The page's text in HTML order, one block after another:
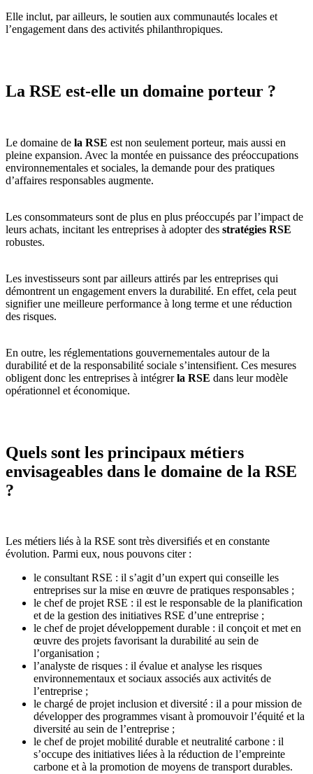
Elle inclut, par ailleurs, le soutien aux communautés locales et
l’engagement dans des activités philanthropiques.
La RSE est-elle un domaine porteur ?
Le domaine de la RSE est non seulement porteur, mais aussi en
pleine expansion. Avec la montée en puissance des préoccupations
environnementales et sociales, la demande pour des pratiques
d’affaires responsables augmente.
Les consommateurs sont de plus en plus préoccupés par l’impact de
leurs achats, incitant les entreprises à adopter des stratégies RSE
robustes.
Les investisseurs sont par ailleurs attirés par les entreprises qui
démontrent un engagement envers la durabilité. En effet, cela peut
signifier une meilleure performance à long terme et une réduction
des risques.
En outre, les réglementations gouvernementales autour de la
durabilité et de la responsabilité sociale s’intensifient. Ces mesures
obligent donc les entreprises à intégrerla RSE dans leur modèle
opérationnel et économique.
Quels sont les principaux métiers
envisageables dans le domaine de la RSE
?
Les métiers liés à la RSE sont très diversifiés et en constante
évolution. Parmi eux, nous pouvons citer :
le consultant RSE : il s’agit d’un expert qui conseille les
entreprises sur la mise en œuvre de pratiques responsables ;
le chef de projet RSE : il est le responsable de la planification
et de la gestion des initiatives RSE d’une entreprise ;
le chef de projet développement durable : il conçoit et met en
œuvre des projets favorisant la durabilité au sein de
l’organisation ;
l’analyste de risques : il évalue et analyse les risques
environnementaux et sociaux associés aux activités de
l’entreprise ;
le chargé de projet inclusion et diversité : il a pour mission de
développer des programmes visant à promouvoir l’équité et la
diversité au sein de l’entreprise ;
le chef de projet mobilité durable et neutralité carbone : il
s’occupe des initiatives liées à la réduction de l’empreinte
carbone et à la promotion de moyens de transport durables.